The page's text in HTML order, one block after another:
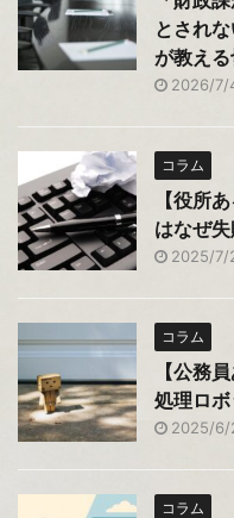
とされ
が教える
2026/7/
コラム
【役所
はなぜ
2025/7/
コラム
【公務
処理ロ
2025/6/
コラム